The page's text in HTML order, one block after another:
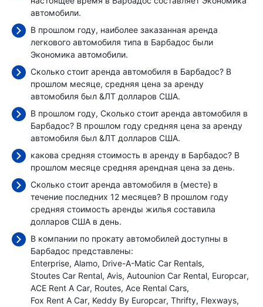
автомобили.
В прошлом году, наиболее заказанная аренда
легкового автомобиля типа в Барбадос были
Экономика автомобили.
Сколько стоит аренда автомобиля в Барбадос? В
прошлом месяце, средняя цена за аренду
автомобиля был &ЛТ долларов США.
В прошлом году, Сколько стоит аренда автомобиля в
Барбадос? В прошлом году средняя цена за аренду
автомобиля был &ЛТ долларов США.
какова средняя стоимость в аренду в Барбадос? В
прошлом месяце средняя арендная цена за день.
Сколько стоит аренда автомобиля в {месте} в
течение последних 12 месяцев? В прошлом году
средняя стоимость аренды жилья составила
долларов США в день.
В компании по прокату автомобилей доступны в
Барбадос представлены:
Enterprise Alamo Drive-A-Matic Car Rentals
Stoutes Car Rental Avis Autounion Car Rental Europcar
ACE Rent A Car Routes Ace Rental Cars
Fox Rent A Car Keddy By Europcar Thrifty Flexways